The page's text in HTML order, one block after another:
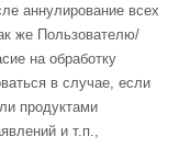
аннулирование всех
же Пользователю/
на обработку
в случае, если
продуктами
и т.п.,